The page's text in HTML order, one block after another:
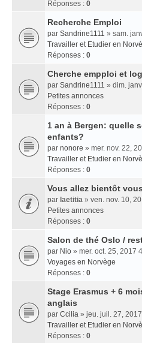
Réponses : 0
Recherche Emploi
par Sandrine1111 » sam.
Travailler et Etudier en
Réponses : 0
Cherche empploi et
par Sandrine1111 » dim.
Petites annonces
Réponses : 0
1 an à Bergen: quelle
enfants?
par nonore » mer. nov. 22,
Travailler et Etudier en
Réponses : 0
Vous allez bientôt
par laetitia » ven. nov. 10,
Petites annonces
Réponses : 0
Salon de thé Oslo /
par Nio » mer. oct. 25, 2017
Voyages en Norvège
Réponses : 0
Stage Erasmus + 6
anglais
par Ccilia » jeu. juil. 27,
Travailler et Etudier en
Réponses : 0